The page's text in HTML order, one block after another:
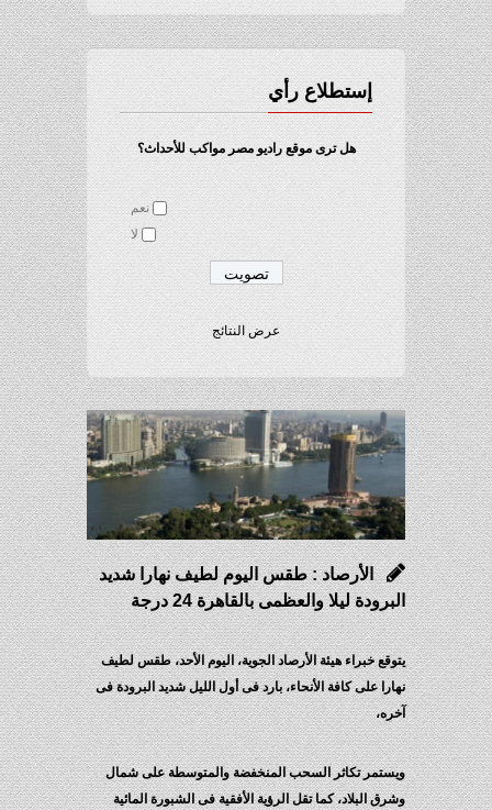
إستطلاع رأي
هل ترى موقع راديو مصر مواكب للأحداث؟
نعم
لا
عرض النتائج
الأرصاد : طقس اليوم لطيف نهارا شديد
البرودة ليلا والعظمى بالقاهرة 24 درجة
يتوقع خبراء هيئة الأرصاد الجوية، اليوم الأحد، طقس لطيف
نهارا على كافة الأنحاء، بارد فى أول الليل شديد البرودة فى
آخره،
ويستمر تكاثر السحب المنخفضة والمتوسطة على شمال
وشرق البلاد، كما تقل الرؤية الأفقية فى الشبورة المائية